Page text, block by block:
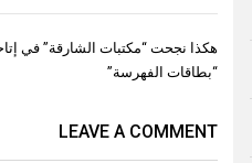
تصفّح
المقالات
“بطاقات الفهرسة”
LEAVE A COMMENT